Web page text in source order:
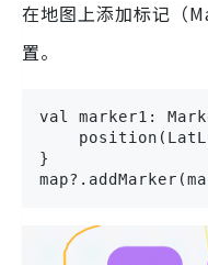
在地图上添加标记（
置。
val marker1:
}